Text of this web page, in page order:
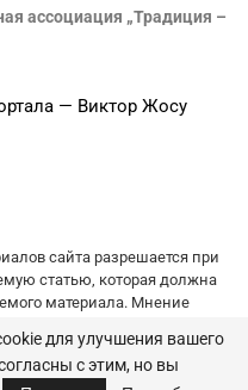
ассоциация „Традиция –
— Виктор Жосу
сайта разрешается при
статью, которая должна
материала. Мнение
для улучшения вашего
с этим, но вы